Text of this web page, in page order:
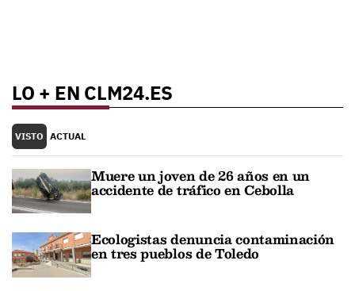
LO + EN CLM24.ES
VISTO ACTUAL
Muere un joven de 26 años en un
accidente de tráfico en Cebolla
Ecologistas denuncia contaminación
en tres pueblos de Toledo